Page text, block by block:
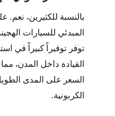
بالنسبة للكثيرين،
المبدئي للسيارات
توفر توفيراً كبيراً في
القيادة داخل المدن،
السعر على المدى
الكربونية.